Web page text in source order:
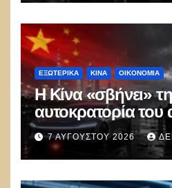
ΕΞΩΤΕΡΙΚΑ ΚΊΝΑ ΟΙΚΟΝΟΜΙΑ
Η Κίνα «σβήνει»
αυτοκρατορία του
100.000
πολιτικός πανικός
7 ΑΥΓΟΎΣΤΟΥ 2026